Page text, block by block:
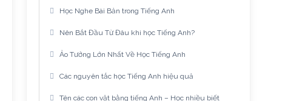
Học Nghe Bài Bản trong Tiếng Anh
Nên Bắt Đầu Từ Đâu khi học Tiếng Anh?
Ảo Tưởng Lớn Nhất Về Học Tiếng Anh
Các nguyên tắc học Tiếng Anh hiệu quả
Tên các con vật bằng tiếng Anh – Học nhiều biết